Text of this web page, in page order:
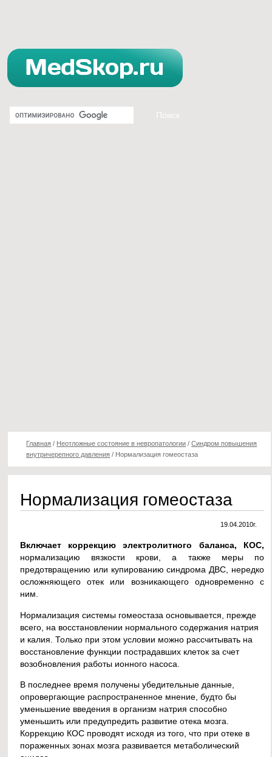
Главная / Неотложные состояние в невропатологии /Синдром повышения
внутричерепного давления / Нормализация гомеостаза
Нормализация гомеостаза
19.04.2010г.
Включает коррекцию электролитного баланса, КОС,
нормализацию вязкости крови, а также меры по
предотвращению или купированию синдрома ДВС, нередко
осложняющего отек или возникающего одновременно с
ним.
Нормализация системы гомеостаза основывается, прежде
всего, на восстановлении нормального содержания натрия
и калия. Только при этом условии можно рассчитывать на
восстановление функции пострадавших клеток за счет
возобновления работы ионного насоса.
В последнее время получены убедительные данные,
опровергающие распространенное мнение, будто бы
уменьшение введения в организм натрия способно
уменьшить или предупредить развитие отека мозга.
Коррекцию КОС проводят исходя из того, что при отеке в
пораженных зонах мозга развивается метаболический